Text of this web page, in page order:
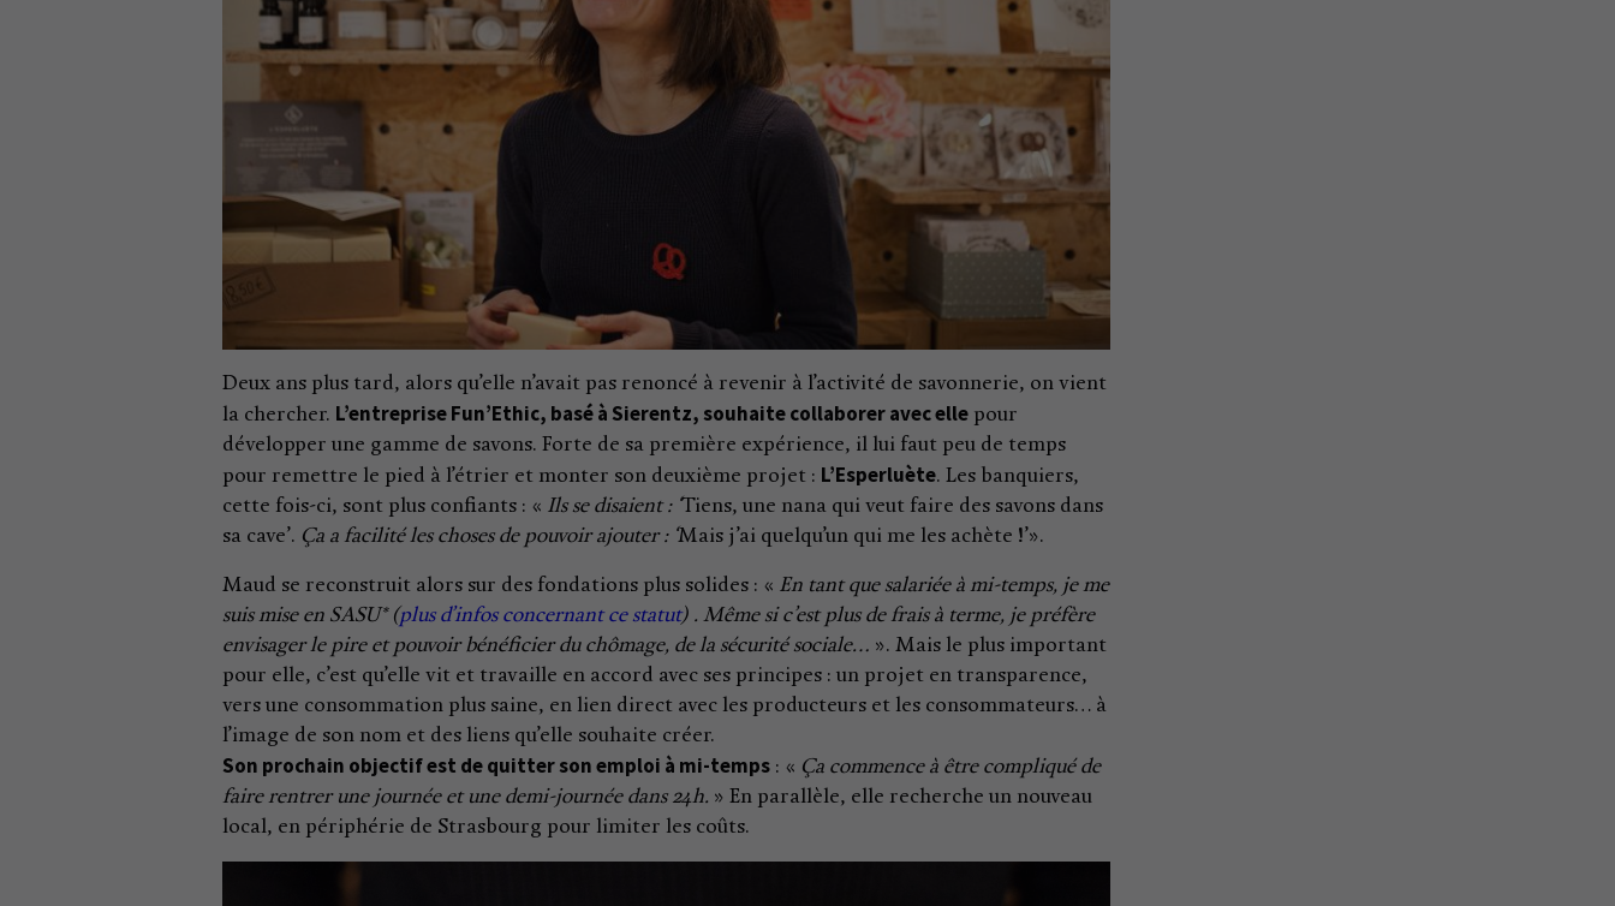
Deux ans plus tard, alors qu’elle n’avait pas renoncé à revenir à l’activité de savonnerie, on vient
la chercher. L’entreprise Fun’Ethic, basé à Sierentz, souhaite collaborer avec elle pour
développer une gamme de savons. Forte de sa première expérience, il lui faut peu de temps
pour remettre le pied à l’étrier et monter son deuxième projet : L’Esperluète. Les banquiers,
cette fois-ci, sont plus confiants : « Ils se disaient : ‘Tiens, une nana qui veut faire des savons dans
sa cave’. Ça a facilité les choses de pouvoir ajouter : ‘Mais j’ai quelqu’un qui me les achète !’».
Maud se reconstruit alors sur des fondations plus solides : « En tant que salariée à mi-temps, je me
suis mise en SASU* (plus d’infos concernant ce statut) . Même si c’est plus de frais à terme, je préfère
envisager le pire et pouvoir bénéficier du chômage, de la sécurité sociale… ». Mais le plus important
pour elle, c’est qu’elle vit et travaille en accord avec ses principes : un projet en transparence,
vers une consommation plus saine, en lien direct avec les producteurs et les consommateurs… à
l’image de son nom et des liens qu’elle souhaite créer.
Son prochain objectif est de quitter son emploi à mi-temps : « Ça commence à être compliqué de
faire rentrer une journée et une demi-journée dans 24h. » En parallèle, elle recherche un nouveau
local, en périphérie de Strasbourg pour limiter les coûts.